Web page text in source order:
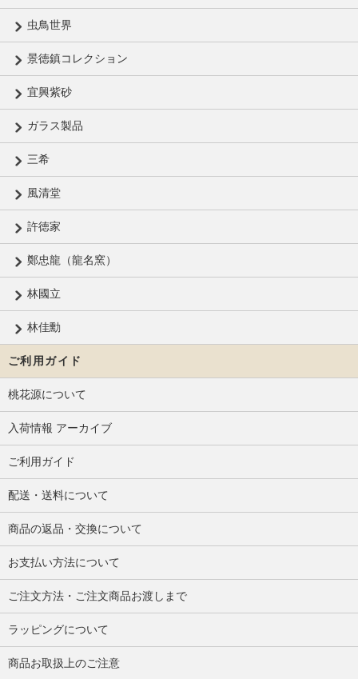
虫鳥世界
景徳鎮コレクション
宜興紫砂
ガラス製品
三希
風清堂
許徳家
鄭忠龍（龍名窯）
林國立
林佳勳
ご利用ガイド
桃花源について
入荷情報 アーカイブ
ご利用ガイド
配送・送料について
商品の返品・交換について
お支払い方法について
ご注文方法・ご注文商品お渡しまで
ラッピングについて
商品お取扱上のご注意